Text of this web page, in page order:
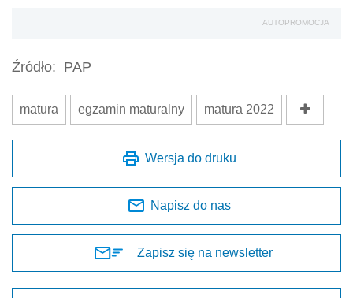
AUTOPROMOCJA
Źródło: PAP
matura egzamin maturalny matura 2022
Wersja do druku
Napisz do nas
Zapisz się na newsletter